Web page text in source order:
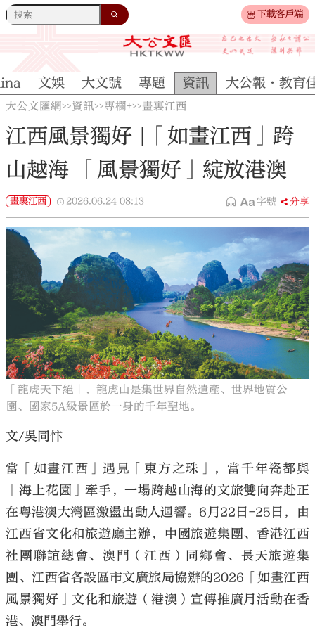
下載客戶端
大公文匯
文娛 大文號 專題 資訊 大公報·教育
大公文匯網>>資訊>>專欄+>>畫裏江西
江西風景獨好 |「如畫江西」跨
山越海 「風景獨好」綻放港澳
畫裏江西 2026.06.24 08:13 字號 分享
「龍虎天下絕」，龍虎山是集世界自然遺產、世界地質公
園、國家5A級景區於一身的千年聖地。
文/吳同忭
當「如畫江西」遇見「東方之珠」，當千年瓷都與
「海上花園」牽手，一場跨越山海的文旅雙向奔赴正
在粵港澳大灣區激盪出動人迴響。6月22日-25日，由
江西省文化和旅遊廳主辦，中國旅遊集團、香港江西
社團聯誼總會、澳門（江西）同鄉會、長天旅遊集
團、江西省各設區市文廣旅局協辦的2026「如畫江西
風景獨好」文化和旅遊（港澳）宣傳推廣月活動在香
港、澳門舉行。